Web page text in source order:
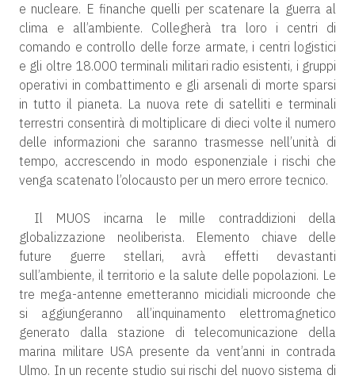
e nucleare. E finanche quelli per scatenare la guerra al
clima e all’ambiente. Collegherà tra loro i centri di
comando e controllo delle forze armate, i centri logistici
e gli oltre 18.000 terminali militari radio esistenti, i gruppi
operativi in combattimento e gli arsenali di morte sparsi
in tutto il pianeta. La nuova rete di satelliti e terminali
terrestri consentirà di moltiplicare di dieci volte il numero
delle informazioni che saranno trasmesse nell’unità di
tempo, accrescendo in modo esponenziale i rischi che
venga scatenato l’olocausto per un mero errore tecnico.
Il MUOS incarna le mille contraddizioni della
globalizzazione neoliberista. Elemento chiave delle
future guerre stellari, avrà effetti devastanti
sull’ambiente, il territorio e la salute delle popolazioni. Le
tre mega-antenne emetteranno micidiali microonde che
si aggiungeranno all’inquinamento elettromagnetico
generato dalla stazione di telecomunicazione della
marina militare USA presente da vent’anni in contrada
Ulmo. In un recente studio sui rischi del nuovo sistema di